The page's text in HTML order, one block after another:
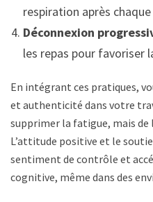
respiration après
Déconnexion
les repas pour favoriser
En intégrant ces pratiques,
et authenticité dans votre
supprimer la fatigue, mais
L’attitude positive et le
sentiment de contrôle et
cognitive, même dans des